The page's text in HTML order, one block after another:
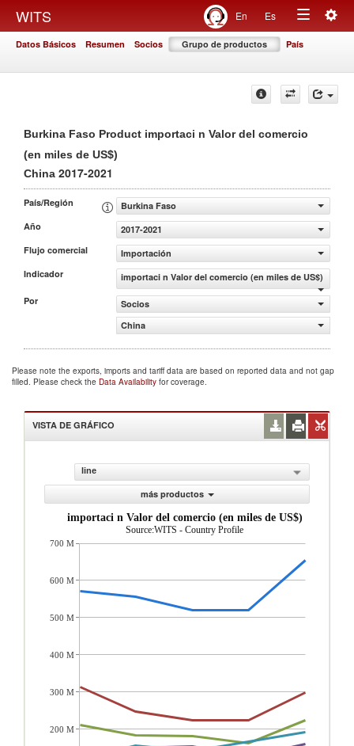
WITS En Es
Toggle
Datos Básicos Resumen Socios Grupo de productos País
Burkina Faso Product importaci n Valor del comercio
(en miles de US$)
China 2017-2021
País/Región
Burkina Faso
Año
2017-2021
Flujo comercial
Importación
Indicador
importaci n Valor del comercio (en miles de US$)
Por
Socios
China
Please note the exports, imports and tariff data are based on reported data and not gap
filled. Please check the Data Availability for coverage.
VISTA DE GRÁFICO
line
más productos
importaci n Valor del comercio (en miles de US$)
Source:WITS - Country Profile
700 M
600 M
500 M
400 M
300 M
200 M